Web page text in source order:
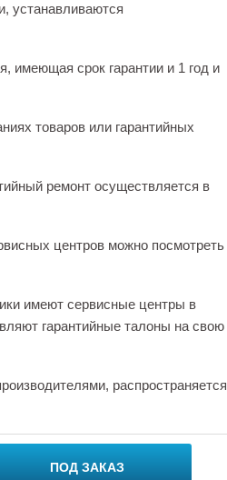
устанавливаются
имеющая срок гарантии и 1 год и
товаров или гарантийных
ремонт осуществляется в
центров можно посмотреть
имеют сервисные центры в
гарантийные талоны на свою
распространяется
ПОД ЗАКАЗ